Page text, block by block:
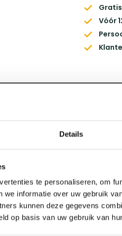
Details
te personaliseren, om
we informatie over uw gebruik
kunnen deze gegevens
op basis van uw gebruik van
Vóór
TX-
in
van
Merk
Type